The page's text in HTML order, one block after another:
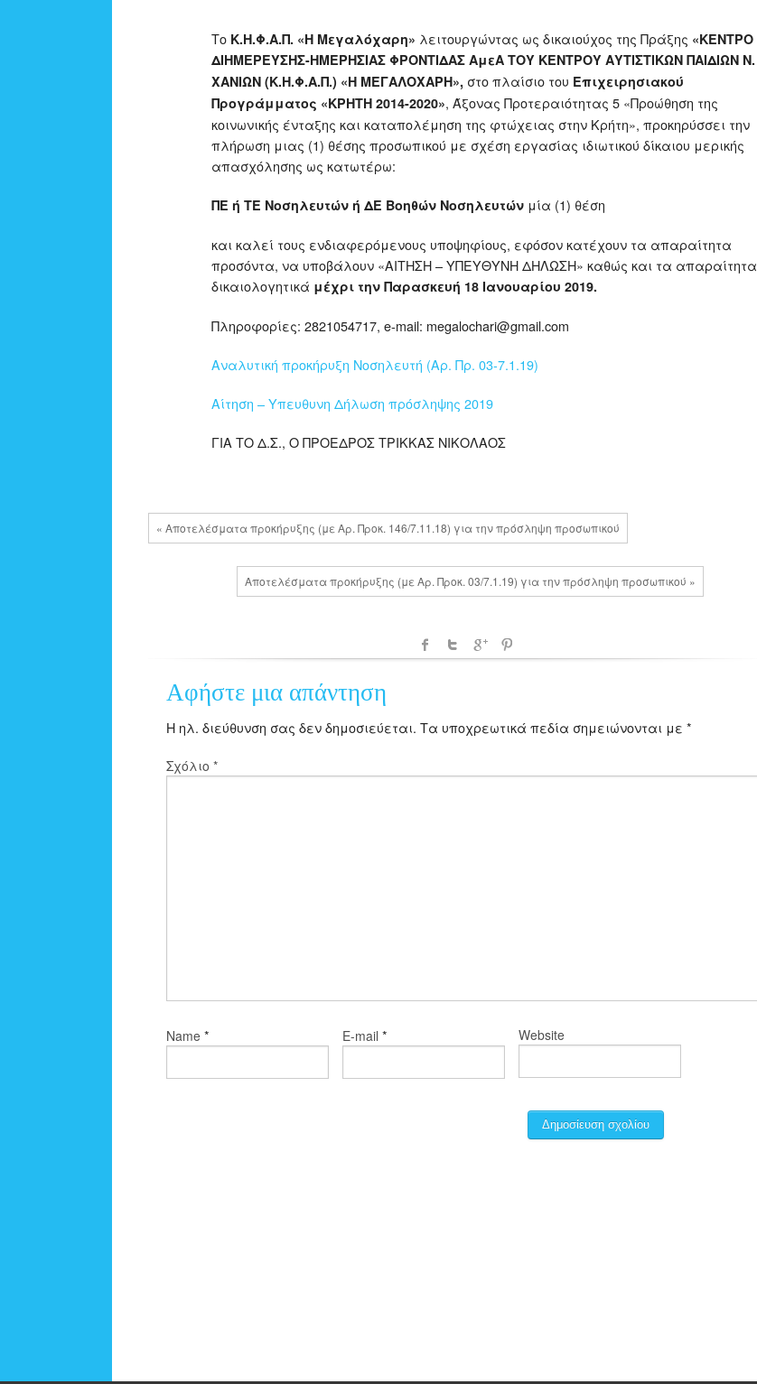
Το Κ.Η.Φ.Α.Π. «Η Μεγαλόχαρη» λειτουργώντας ως δικαιούχος της Πράξης «ΚΕΝΤΡΟ
ΔΙΗΜΕΡΕΥΣΗΣ-ΗΜΕΡΗΣΙΑΣ ΦΡΟΝΤΙΔΑΣ ΑμεΑ ΤΟΥ ΚΕΝΤΡΟΥ ΑΥΤΙΣΤΙΚΩΝ ΠΑΙΔΙΩΝ Ν.
ΧΑΝΙΩΝ (Κ.Η.Φ.Α.Π.) «Η ΜΕΓΑΛΟΧΑΡΗ», στο πλαίσιο του Επιχειρησιακού
Προγράμματος «ΚΡΗΤΗ 2014-2020», Άξονας Προτεραιότητας 5 «Προώθηση της
κοινωνικής ένταξης και καταπολέμηση της φτώχειας στην Κρήτη», προκηρύσσει την
πλήρωση μιας (1) θέσης προσωπικού με σχέση εργασίας ιδιωτικού δίκαιου μερικής
απασχόλησης ως κατωτέρω:
ΠΕ ή ΤΕ Νοσηλευτών ή ΔΕ Βοηθών Νοσηλευτών μία (1) θέση
και καλεί τους ενδιαφερόμενους υποψηφίους, εφόσον κατέχουν τα απαραίτητα
προσόντα, να υποβάλουν «ΑΙΤΗΣΗ – ΥΠΕΥΘΥΝΗ ΔΗΛΩΣΗ» καθώς και τα απαραίτητα
δικαιολογητικά μέχρι την Παρασκευή 18 Ιανουαρίου 2019.
Πληροφορίες: 2821054717, e-mail: megalochari@gmail.com
Αναλυτική προκήρυξη Νοσηλευτή (Αρ. Πρ. 03-7.1.19)
Αίτηση – Υπευθυνη Δήλωση πρόσληψης 2019
ΓΙΑ ΤΟ Δ.Σ., Ο ΠΡΟΕΔΡΟΣ ΤΡΙΚΚΑΣ ΝΙΚΟΛΑΟΣ
« Αποτελέσματα προκήρυξης (με Αρ. Προκ. 146/7.11.18) για την πρόσληψη προσωπικού
Αποτελέσματα προκήρυξης (με Αρ. Προκ. 03/7.1.19) για την πρόσληψη προσωπικού »
Αφήστε μια απάντηση
Η ηλ. διεύθυνση σας δεν δημοσιεύεται. Τα υποχρεωτικά πεδία σημειώνονται με *
Σχόλιο *
Name * E-mail * Website